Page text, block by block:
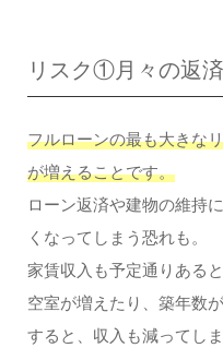
リスク①月々の返
フルローンの最も大きな
が増えることです。
ローン返済や建物の維持
くなってしまう恐れも。
家賃収入も予定通りある
空室が増えたり、築年数
すると、収入も減ってしま